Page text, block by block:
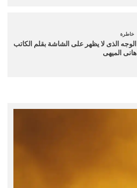
خاطرة
الوجه الذى لا يظهر على الشاشة بقلم الكاتب
هانى الميهى